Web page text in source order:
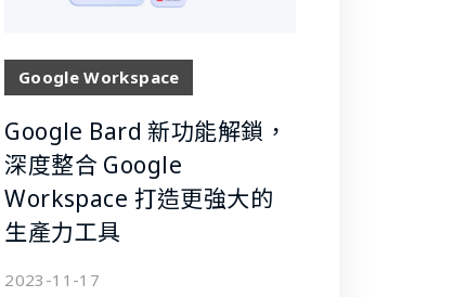
Google Workspace
Google Bard 新功能解鎖，
深度整合 Google
Workspace 打造更強大的
生產力工具
2023-11-17